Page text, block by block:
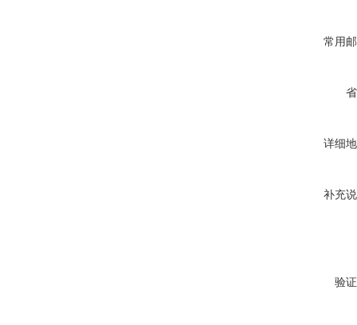
常用
详细
补充
验